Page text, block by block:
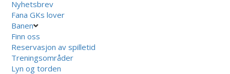
Nyhetsbrev
Fana GKs lover
Banen
Finn oss
Reservasjon av spilletid
Treningsområder
Lyn og torden